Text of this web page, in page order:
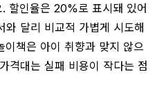
할인율은 20%로 표시돼 있어
달리 비교적 가볍게 시도해
책은 아이 취향과 맞지 않으
격대는 실패 비용이 작다는 점